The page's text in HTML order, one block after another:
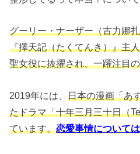
グーリー・ナーザー（古⼒娜
『擇天記（たくてんき）』主
聖女役に抜擢され、一躍注目
2019年には、⽇本の漫画「あ
たドラマ「⼗年三⽉三⼗⽇（
ています。恋愛事情について